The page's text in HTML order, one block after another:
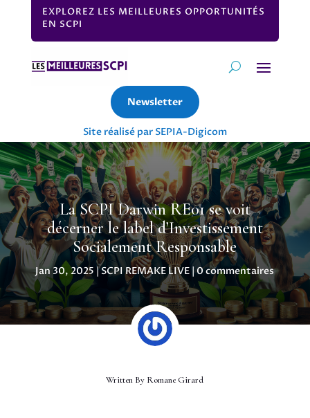
EXPLOREZ LES MEILLEURES OPPORTUNITÉS
EN SCPI
Newsletter
Site réalisé par SEPIA-Digicom
La SCPI Darwin RE01 se voit
décerner le label d’Investissement
Socialement Responsable
Jan 30, 2025 |SCPI REMAKE LIVE |0 commentaires
Written By Romane Girard